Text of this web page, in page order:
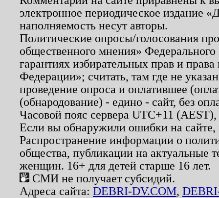
электронное периодическое издание
наполняемость несут авторы.
Политические опросы/голосования
общественного мнения»
гарантиях избирательных прав и
Федерации»; считать, там где не
проведение опроса и оплатившее
(обнародование) - едино - сайт, без
Часовой пояс сервера UTC+11
Если вы обнаружили ошибки на
Распространение информации о
общества, публикации на актуальные
женщин. 16+ для детей старше 16 лет.
СМИ не получает субсидий.
Адреса сайта: DEBRI-DV.COM,